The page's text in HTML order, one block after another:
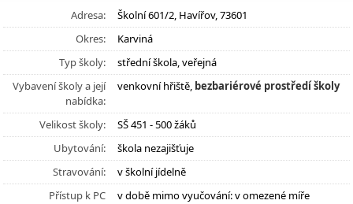
Adresa:
Školní 601/2, Havířov, 73601
Okres:
Karviná
Typ školy:
střední škola, veřejná
Vybavení školy a její
nabídka:
venkovní hřiště, bezbariérové prostředí školy
Velikost školy:
SŠ 451 - 500 žáků
Ubytování:
škola nezajišťuje
Stravování:
v školní jídelně
Přístup k PC
v době mimo vyučování: v omezené míře